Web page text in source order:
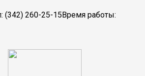
(342) 260-25-15Время работы: